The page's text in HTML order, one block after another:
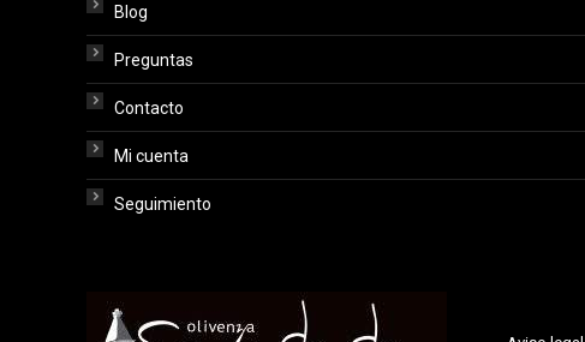
Blog
Preguntas
Contacto
Mi cuenta
Seguimiento